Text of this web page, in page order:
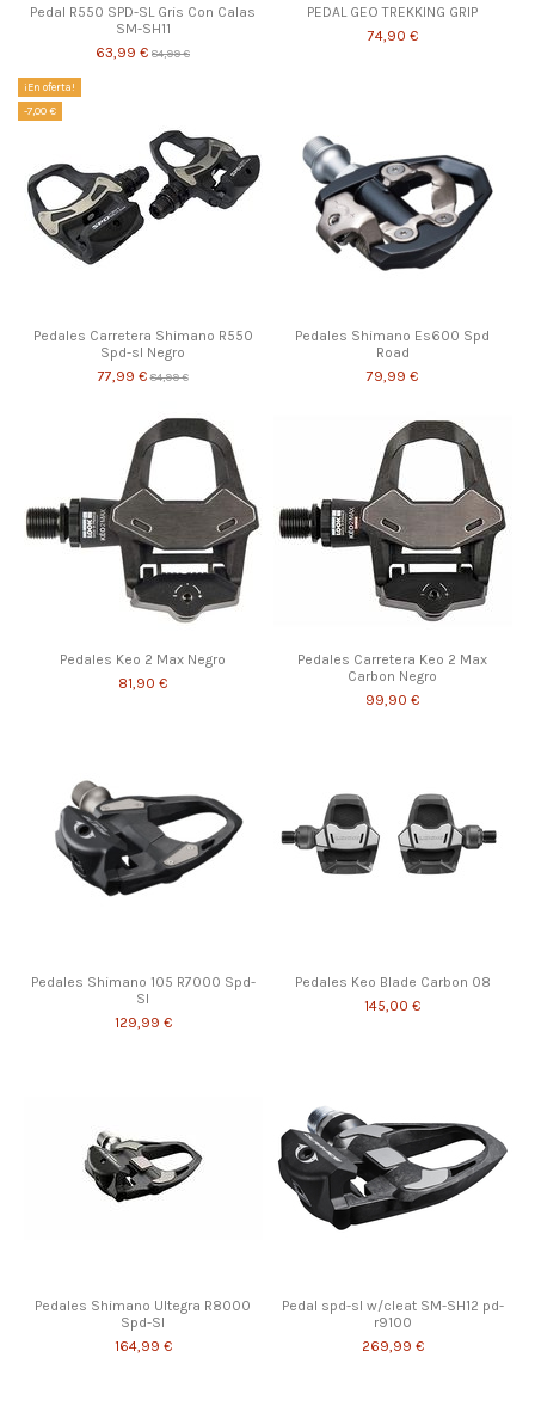
Pedal R550 SPD-SL Gris Con Calas
SM-SH11
63,99 € 84,99 €
PEDAL GEO TREKKING GRIP
74,90 €
¡En oferta!
-7,00 €
Pedales Carretera Shimano R550
Spd-sl Negro
77,99 €84,99 €
Pedales Shimano Es600 Spd
Road
79,99 €
Pedales Keo 2 Max Negro
81,90 €
Pedales Carretera Keo 2 Max
Carbon Negro
99,90 €
Pedales Shimano 105 R7000 Spd-
Sl
129,99 €
Pedales Keo Blade Carbon 08
145,00 €
Pedales Shimano Ultegra R8000
Spd-Sl
164,99 €
Pedal spd-sl w/cleat SM-SH12 pd-
r9100
269,99 €